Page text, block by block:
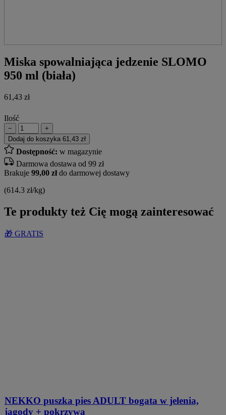
Miska spowalniająca jedzenie SLOMO
950 ml (biała)
61,43 zł
Ilość
−
+
Dodaj do koszyka 61,43 zł
Dostępność: w magazynie
Darmowa dostawa od 99 zł
Brakuje 99,00 złdo darmowej dostawy
(614.3 zł/kg)
Te produkty też Cię mogą zainteresować
🎁 GRATIS
NEKKO puszka pies ADULT bogata w jelenia,
jagody + pokrzywa